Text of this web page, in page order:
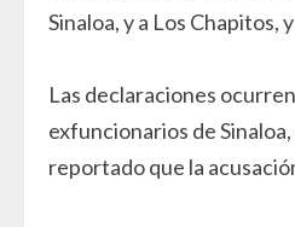
Sinaloa, y a Los Chapitos,
Las declaraciones
exfuncionarios de
reportado que la